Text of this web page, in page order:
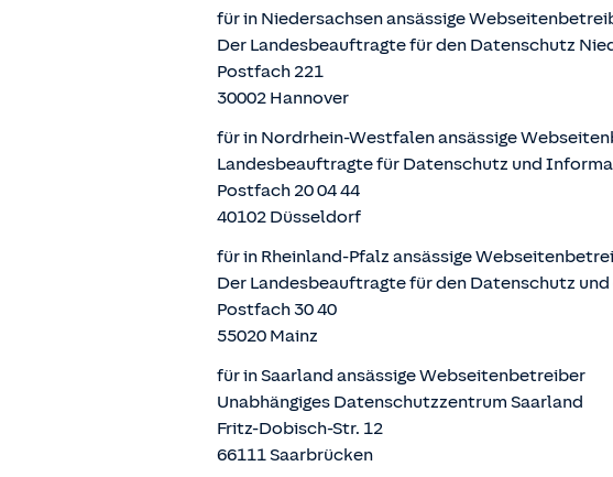
für in Niedersachsen ansässige
Der Landesbeauftragte für den Datenschutz
Postfach 221
30002 Hannover
für in Nordrhein-Westfalen ansässige
Landesbeauftragte für Datenschutz und
Postfach 20 04 44
40102 Düsseldorf
für in Rheinland-Pfalz ansässige
Der Landesbeauftragte für den Datenschutz
Postfach 30 40
55020 Mainz
für in Saarland ansässige Webseitenbetreiber
Unabhängiges Datenschutzzentrum Saarland
Fritz-Dobisch-Str. 12
66111 Saarbrücken